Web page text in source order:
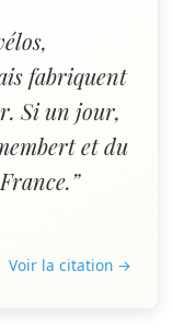
fabriquent
Si un jour,
et du
Voir la citation →